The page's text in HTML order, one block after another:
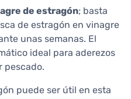
de estragón; basta
de estragón en vinagre
unas semanas. El
ideal para aderezos
pescado.
puede ser útil en esta